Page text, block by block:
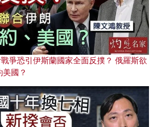
爭恐引伊斯蘭國家全面反撲？ 俄羅斯欲
國？